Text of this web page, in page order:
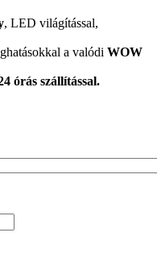
, LED világítással,
a valódi WOW
órás szállítással.